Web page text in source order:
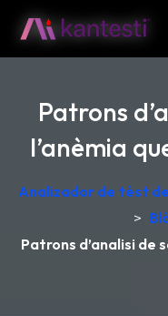
Patrons
l’anèmia
Analizador de tèst
>
Patrons d’analisi de